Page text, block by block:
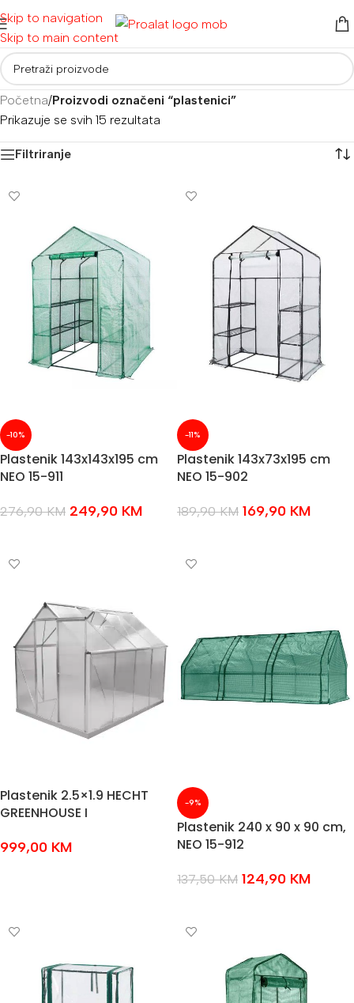
Skip to navigation
Skip to main content
Početna/Proizvodi označeni “plastenici”
Prikazuje se svih 15 rezultata
Filtriranje
-10%
Plastenik 143x143x195 cm
NEO 15-911
276,90KM 249,90 KM
-11%
Plastenik 143x73x195 cm
NEO 15-902
189,90KM 169,90 KM
Plastenik 2.5×1.9 HECHT
GREENHOUSE I
999,00 KM
-9%
Plastenik 240 x 90 x 90 cm,
NEO 15-912
137,50KM 124,90 KM